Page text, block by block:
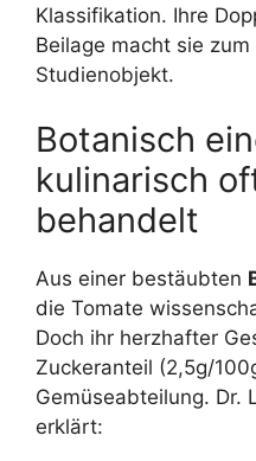
Klassifikation. Ihre
Beilage macht sie
Studienobjekt.
Botanisch
kulinarisch
behandelt
Aus einer bestäubten
die Tomate
Doch ihr herzhafter
Zuckeranteil (2,5g/
Gemüseabteilung. Dr.
erklärt: